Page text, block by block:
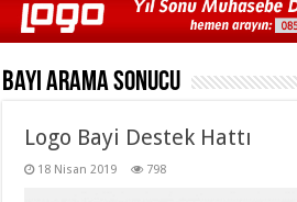
BayiArama Sonucu
Logo Bayi Destek Hattı
18 Nisan 2019 798